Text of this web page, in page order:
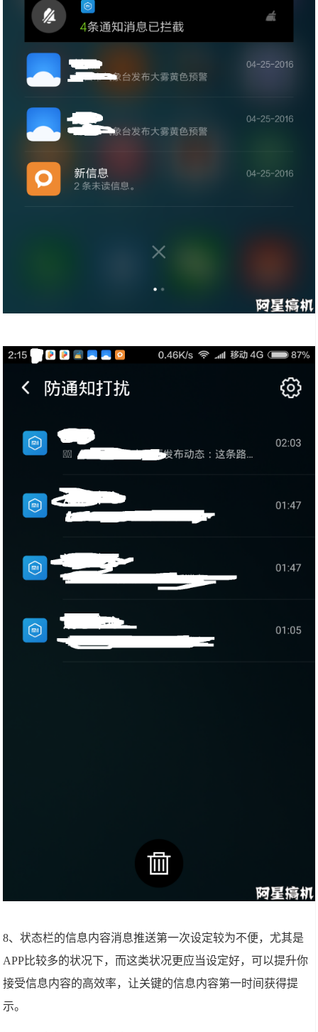
8、状态栏的信息内容消息推送第一次设定较为不便，尤其是
APP比较多的状况下，而这类状况更应当设定好，可以提升你
接受信息内容的高效率，让关键的信息内容第一时间获得提
示。